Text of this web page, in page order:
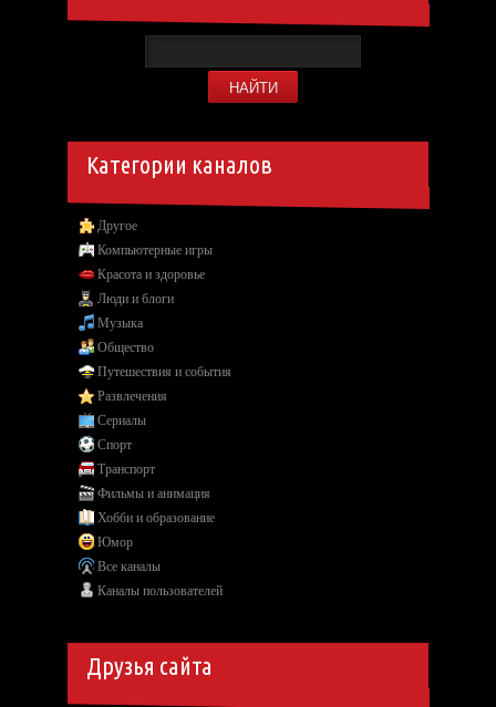
Категории каналов
Другое
Компьютерные игры
Красота и здоровье
Люди и блоги
Музыка
Общество
Путешествия и события
Развлечения
Сериалы
Спорт
Транспорт
Фильмы и анимация
Хобби и образование
Юмор
Все каналы
Каналы пользователей
Друзья сайта